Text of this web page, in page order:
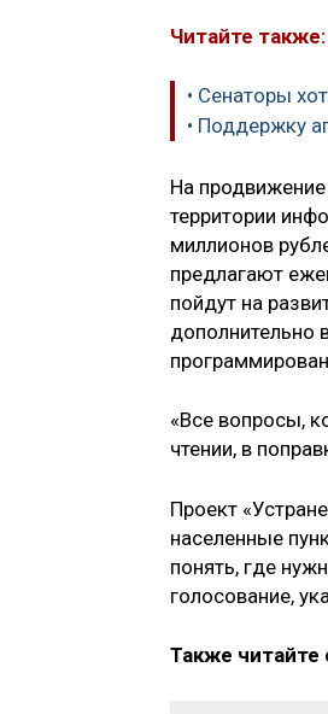
Читайте также:
• Сенаторы
• Поддержку
На
территории
миллионов
предлагают
пойдут на
дополнительно
«Все вопросы,
чтении, в
Проект
населенные
понять, где
голосование,
Также читайте